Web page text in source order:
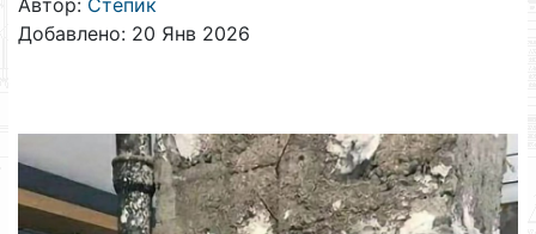
Автор: Стёпик
Добавлено: 20 Янв 2026